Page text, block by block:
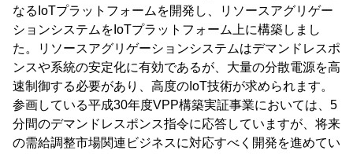
なるIoTプラットフォームを開発し、リソースアグリゲー
ションシステムをIoTプラットフォーム上に構築しまし
た。リソースアグリゲーションシステムはデマンドレスポ
ンスや系統の安定化に有効であるが、大量の分散電源を高
速制御する必要があり、高度のIoT技術が求められます。
参画している平成30年度VPP構築実証事業においては、5
分間のデマンドレスポンス指令に応答していますが、将来
の需給調整市場関連ビジネスに対応すべく開発を進めてい